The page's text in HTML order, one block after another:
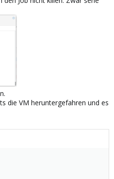
die VM heruntergefahren und es